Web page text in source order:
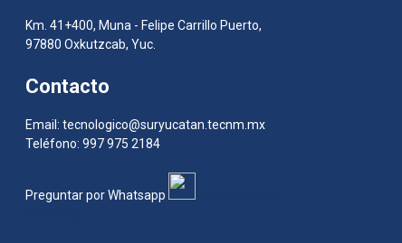
Km. 41+400, Muna - Felipe Carrillo Puerto,
97880 Oxkutzcab, Yuc.
Contacto
Email: tecnologico@suryucatan.tecnm.mx
Teléfono: 997 975 2184
Preguntar por Whatsapp